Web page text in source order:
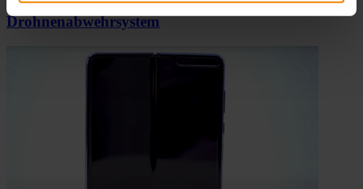
Drohnenabwehrsystem